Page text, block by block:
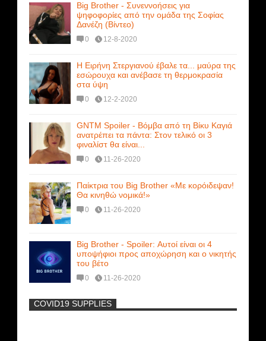
Big Brother - Συνεννοήσεις για
ψηφοφορίες από την ομάδα της Σοφίας
Δανέζη (Βίντεο)
0 12-8-2020
Η Ειρήνη Στεργιανού έβαλε τα... μαύρα της
εσώρουχα και ανέβασε τη θερμοκρασία
στα ύψη
0 12-2-2020
GNTM Spoiler - Βόμβα από τη Βίκυ Καγιά
ανατρέπει τα πάντα: Στον τελικό οι 3
φιναλίστ θα είναι...
0 11-26-2020
Παίκτρια του Big Brother «Με κορόιδεψαν!
Θα κινηθώ νομικά!»
0 11-26-2020
Big Brother - Spoiler: Αυτοί είναι οι 4
υποψήφιοι προς αποχώρηση και ο νικητής
του βέτο
0 11-26-2020
-
COVID19 SUPPLIES